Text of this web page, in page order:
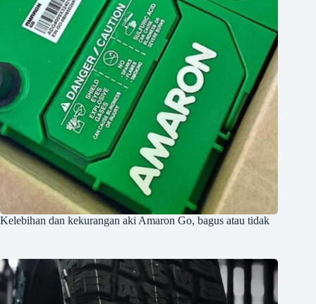
Kelebihan dan kekurangan aki Amaron Go, bagus atau tidak